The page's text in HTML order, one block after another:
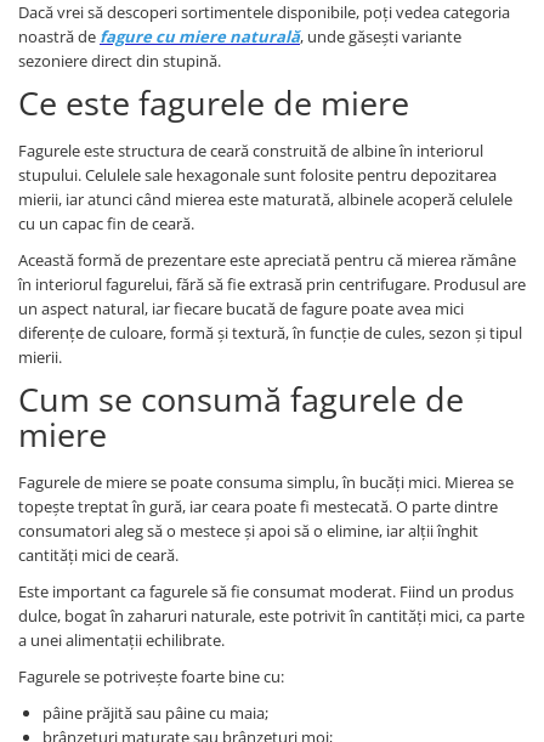
Dacă vrei să descoperi sortimentele disponibile, poți vedea categoria
noastră de fagure cu miere naturală, unde găsești variante
sezoniere direct din stupină.
Ce este fagurele de miere
Fagurele este structura de ceară construită de albine în interiorul
stupului. Celulele sale hexagonale sunt folosite pentru depozitarea
mierii, iar atunci când mierea este maturată, albinele acoperă celulele
cu un capac fin de ceară.
Această formă de prezentare este apreciată pentru că mierea rămâne
în interiorul fagurelui, fără să fie extrasă prin centrifugare. Produsul are
un aspect natural, iar fiecare bucată de fagure poate avea mici
diferențe de culoare, formă și textură, în funcție de cules, sezon și tipul
mierii.
Cum se consumă fagurele de
miere
Fagurele de miere se poate consuma simplu, în bucăți mici. Mierea se
topește treptat în gură, iar ceara poate fi mestecată. O parte dintre
consumatori aleg să o mestece și apoi să o elimine, iar alții înghit
cantități mici de ceară.
Este important ca fagurele să fie consumat moderat. Fiind un produs
dulce, bogat în zaharuri naturale, este potrivit în cantități mici, ca parte
a unei alimentații echilibrate.
Fagurele se potrivește foarte bine cu:
pâine prăjită sau pâine cu maia;
brânzeturi maturate sau brânzeturi moi;